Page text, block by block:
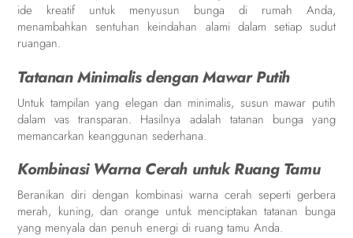
ide kreatif untuk menyusun bunga di rumah Anda,
menambahkan sentuhan keindahan alami dalam setiap sudut
ruangan.
Tatanan Minimalis dengan Mawar Putih
Untuk tampilan yang elegan dan minimalis, susun mawar putih
dalam vas transparan. Hasilnya adalah tatanan bunga yang
memancarkan keanggunan sederhana.
Kombinasi Warna Cerah untuk Ruang Tamu
Beranikan diri dengan kombinasi warna cerah seperti gerbera
merah, kuning, dan orange untuk menciptakan tatanan bunga
yang menyala dan penuh energi di ruang tamu Anda.